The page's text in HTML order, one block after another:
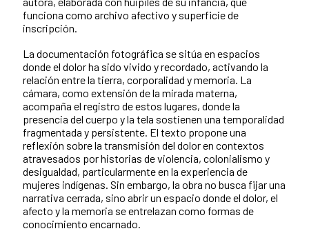
funciona como archivo afectivo y superficie de
inscripción.
La documentación fotográfica se sitúa en espacios
donde el dolor ha sido vivido y recordado, activando la
relación entre la tierra, corporalidad y memoria. La
cámara, como extensión de la mirada materna,
acompaña el registro de estos lugares, donde la
presencia del cuerpo y la tela sostienen una temporalidad
fragmentada y persistente. El texto propone una
reflexión sobre la transmisión del dolor en contextos
atravesados por historias de violencia, colonialismo y
desigualdad, particularmente en la experiencia de
mujeres indígenas. Sin embargo, la obra no busca fijar una
narrativa cerrada, sino abrir un espacio donde el dolor, el
afecto y la memoria se entrelazan como formas de
conocimiento encarnado.